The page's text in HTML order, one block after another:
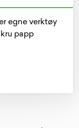
egne verktøy
papp